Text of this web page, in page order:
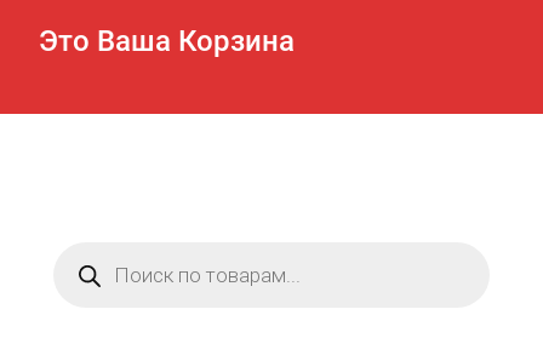
Это Ваша Корзина
товаров